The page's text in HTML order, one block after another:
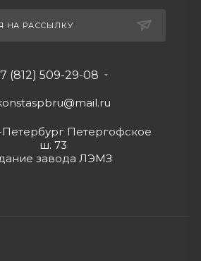
НА РАССЫЛКУ
(812) 509-29-08
@mail.ru
Петербург Петергофское
ш. 73
завода ЛЭМЗ